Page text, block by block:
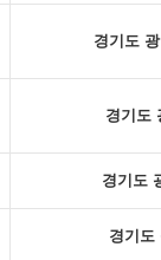
경기도
경기도
경기도
경기도